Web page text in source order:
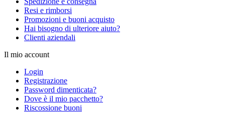
Resi e rimborsi
Promozioni e buoni acquisto
Hai bisogno di ulteriore aiuto?
Clienti aziendali
Il mio account
Login
Registrazione
Password dimenticata?
Dove è il mio pacchetto?
Riscossione buoni